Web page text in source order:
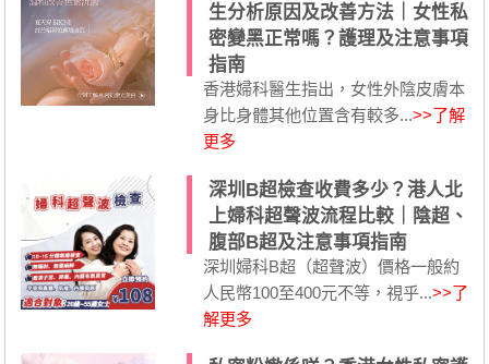
生分析原因及改善方法｜女性私
密變黑正常嗎？護理及注意事項
指南
香港婦科醫生指出，女性外陰皮膚本
身比身體其他位置含有較多...>>了解
更多
深圳B超檢查收費多少？港人北
上婦科超聲波流程比較｜陰超、
腹部B超及注意事項指南
深圳婦科B超（超聲波）價格一般約
人民幣100至400元不等，視乎...>>了
解更多